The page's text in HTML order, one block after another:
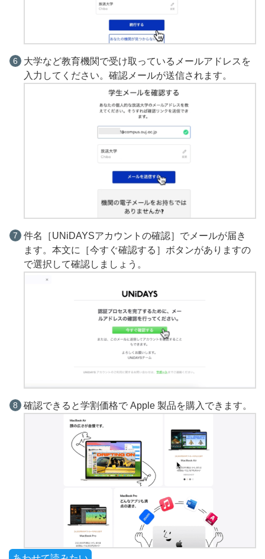
大学など教育機関で受け取っているメールアドレスを
入力してください。確認メールが送信されます。
件名［UNiDAYSアカウントの確認］でメールが届き
ます。本文に［今すぐ確認する］ボタンがありますの
で選択して確認しましょう。
確認できると学割価格で Apple 製品を購入できます。